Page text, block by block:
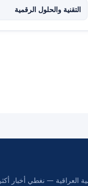
التقنية والحلول الرقمية